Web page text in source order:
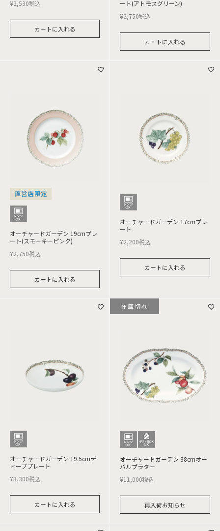
¥2,530税込
カートに入れる
ート(アトモスグリーン)
¥2,750税込
カートに入れる
直営店限定
オーチャードガーデン 19cmプレ
ート(スモーキーピンク)
¥2,750税込
カートに入れる
オーチャードガーデン 17cmプレ
ート
¥2,200税込
カートに入れる
オーチャードガーデン 19.5cmデ
ィーププレート
¥3,300税込
カートに入れる
オーチャードガーデン 38cmオー
バルプラター
¥11,000税込
再入荷お知らせ
在庫切れ